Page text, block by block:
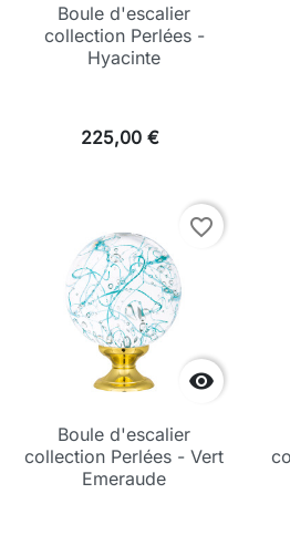
Boule d'escalier
collection Perlées -
Hyacinte
225,00 €

favorite_border
Boule d'escalier
collection Perlées - Vert
Emeraude